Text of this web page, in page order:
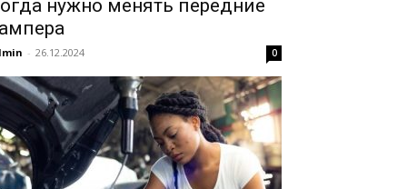
нужно менять передние
- 26.12.2024 0